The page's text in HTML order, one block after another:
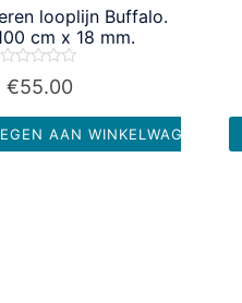
looplijn Buffalo.
cm x 18 mm.
Waardering
0
5
€55.00
AAN WINKELWAGEN